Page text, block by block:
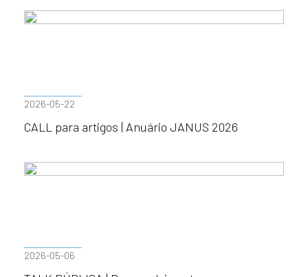
2026-05-22
CALL para artigos | Anuário JANUS 2026
2026-05-06